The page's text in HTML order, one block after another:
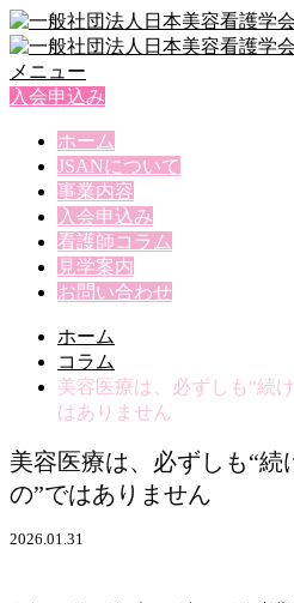
メニュー
入会申込み
ホーム
JSANについて
事業内容
入会申込み
看護師コラム
見学案内
お問い合わせ
ホーム
コラム
美容医療は、必ずしも“続
はありません
美容医療は、必ずしも“続
の”ではありません
2026.01.31